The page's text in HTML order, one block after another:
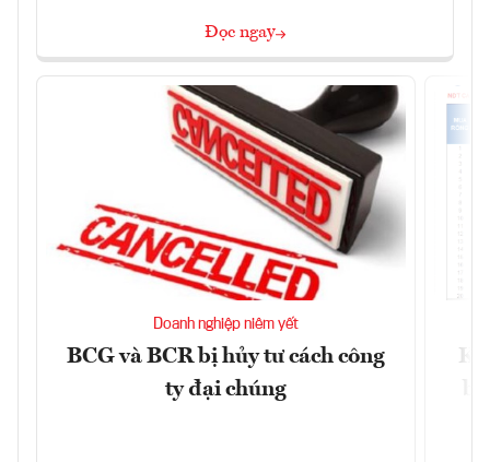
Đọc ngay
Doanh nghiệp niêm yết
BCG và BCR bị hủy tư cách công
ty đại chúng